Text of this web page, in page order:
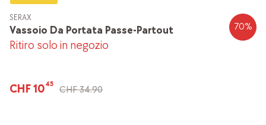
Vassoio Da Portata Passe-Partout
SERAX
Ritiro solo in negozio
70%
CHF 1045
CHF 34.90